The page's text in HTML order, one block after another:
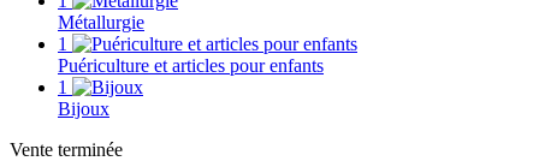
Métallurgie
1
Puériculture et articles pour enfants
1
Bijoux
Vente terminée